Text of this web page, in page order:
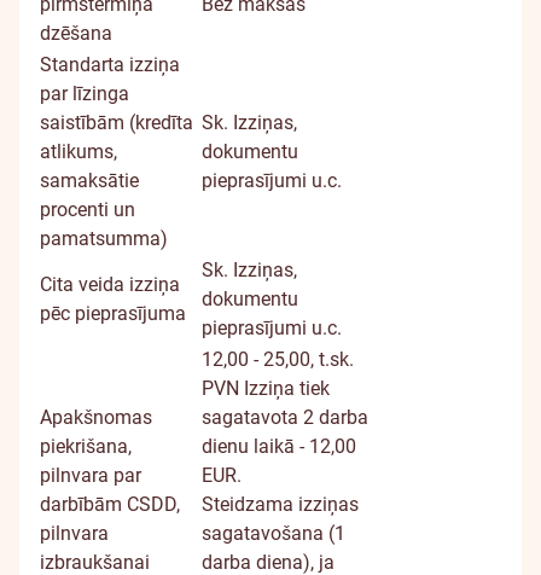
dzēšana
Standarta izziņa
par līzinga
saistībām (kredīta
atlikums,
samaksātie
procenti un
pamatsumma)
Sk. Izziņas,
dokumentu
pieprasījumi u.c.
Cita veida izziņa
pēc pieprasījuma
Sk. Izziņas,
dokumentu
pieprasījumi u.c.
Apakšnomas
piekrišana,
pilnvara par
darbībām CSDD,
pilnvara
izbraukšanai
12,00 - 25,00, t.sk.
PVN Izziņa tiek
sagatavota 2 darba
dienu laikā - 12,00
EUR.
Steidzama izziņas
sagatavošana (1
darba diena), ja